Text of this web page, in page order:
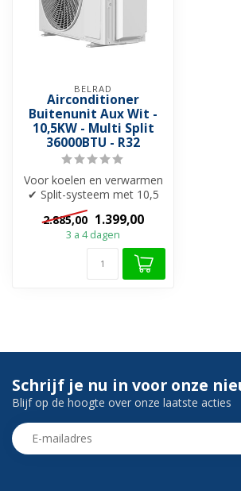
BELRAD
Airconditioner
Buitenunit Aux Wit -
10,5KW - Multi Split
36000BTU - R32
Voor koelen en verwarmen
✔ Split-systeem met 10,5
kW ✓ Energieklasse A++
(koelen...
2.885,00 1.399,00
3 a 4 dagen
Schrijf je nu in voor onze
Blijf op de hoogte over onze laatste acties